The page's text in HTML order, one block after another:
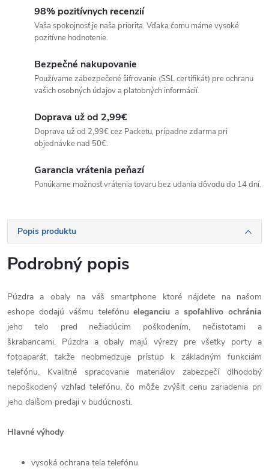
98% pozitívnych recenzií
Vaša spokojnosť je naša priorita. Vďaka čomu máme vysoké
pozitívne hodnotenie.
Bezpečné nakupovanie
Používame zabezpečené šifrovanie (SSL certifikát) pre ochranu
vašich osobných údajov a platobných informácií.
Doprava už od 2,99€
Doprava už od 2,99€ cez Packetu, prípadne zdarma pri
objednávke nad 50€.
Garancia vrátenia peňazí
Ponúkame možnosť vrátenia tovaru bez udania dôvodu do 14 dní.
Popis produktu
Podrobný popis
Púzdra a obaly na váš smartphone ktoré nájdete na našom
eshope dodajú vášmu telefónueleganciu aspoľahlivo ochránia
jeho telo pred nežiadúcim poškodením, nečistotami a
škrabancami. Púzdra a obaly majú výrezy pre všetky porty a
fotoaparát, takže neobmedzuje prístup k základným funkciám
telefónu. Kvalitné spracovanie materiálov zabezpečí dlhodobý
nepoškodený vzhľad telefónu, čo môže zvýšiť cenu zariadenia pri
jeho ďalšom predaji v budúcnosti.
Hlavné výhody
vysoká ochrana tela telefónu